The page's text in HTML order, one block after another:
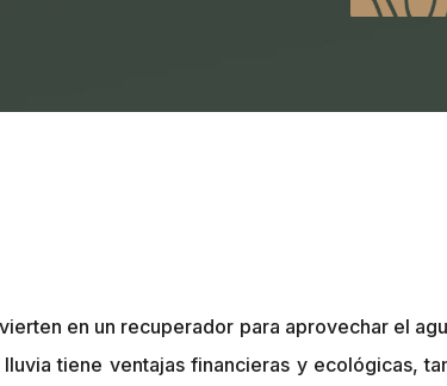
en un recuperador para aprovechar el
tiene ventajas financieras y ecológicas,